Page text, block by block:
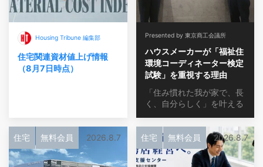
Housing Tribune 編集部
住宅関連資材値上げ情報
（8月7日時点）
Presented by 東京商工会議所
ハウスメーカーが「福祉住
環境コーディネーター検定
試験」を重視する理由
「住み慣れた我が家で、長
く、自分らしく」を叶える
住宅 無料会員 2026.8.7 住宅 無料会員 2026.8.7